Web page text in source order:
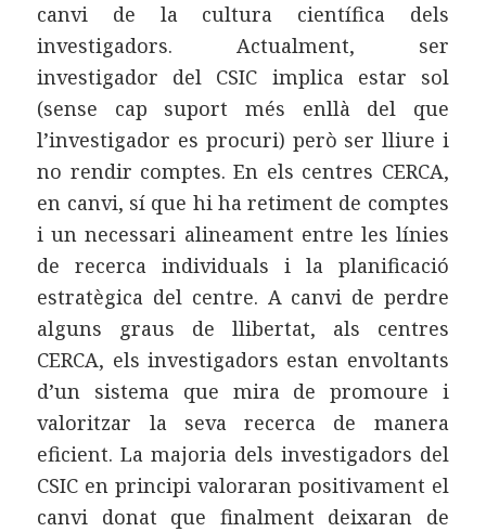
canvi de la cultura científica dels
investigadors. Actualment, ser
investigador del CSIC implica estar sol
(sense cap suport més enllà del que
l’investigador es procuri) però ser lliure i
no rendir comptes. En els centres CERCA,
en canvi, sí que hi ha retiment de comptes
i un necessari alineament entre les línies
de recerca individuals i la planificació
estratègica del centre. A canvi de perdre
alguns graus de llibertat, als centres
CERCA, els investigadors estan envoltants
d’un sistema que mira de promoure i
valoritzar la seva recerca de manera
eficient. La majoria dels investigadors del
CSIC en principi valoraran positivament el
canvi donat que finalment deixaran de